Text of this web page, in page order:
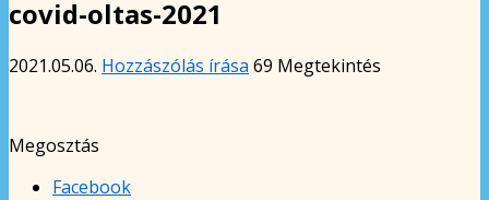
covid-oltas-2021
2021.05.06. Hozzászólás írása 69 Megtekintés
Megosztás
Facebook